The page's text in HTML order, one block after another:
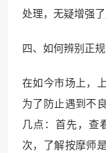
处理，无疑增强了
四、如何辨别正
在如今市场上，
为了防止遇到不
几点：首先，查
次，了解按摩师